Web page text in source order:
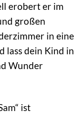
erobert er im
großen
in eine
lass dein Kind in
Wunder
ist